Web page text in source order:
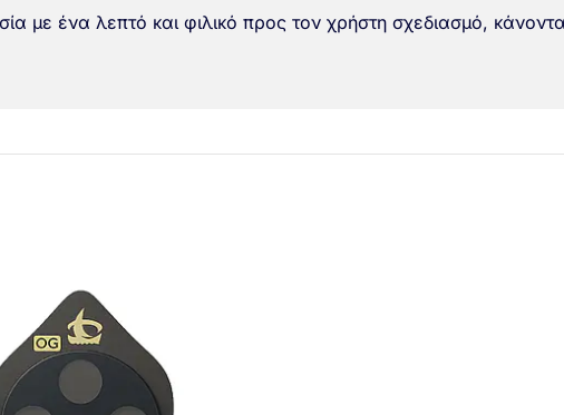
με ένα λεπτό και φιλικό προς τον χρήστη σχεδιασμό,